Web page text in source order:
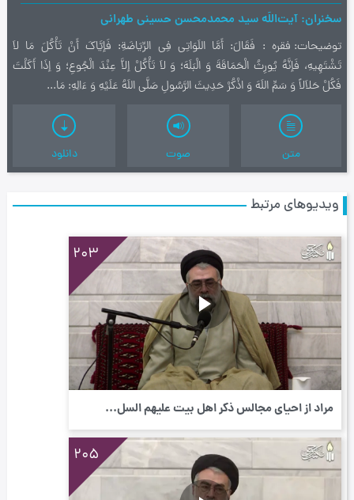
سخنران آیت‌اللَه سید محمدمحسن حسینی طهرانی
توضیحات فقره : فَقَالَ: أَمَّا اللَوَاتِي‌ فِي‌ الرِّيَاضَةِ: فَإيَّاكَ أَنْ تَأْكُلَ مَا لاَ
تَشْتَهِيهِ، فَإنَّهُ يُورِثُ الْحَمَاقَةَ وَ الْبَلَهَ؛ وَ لاَ تَأْكُلْ إلاَّ عِنْدَ الْجُوعِ؛ وَ إذَا أَكَلْتَ
فَكُلْ حَلاَلاً وَ سَمِّ اللَهَ وَ اذْكُرْ حَدِيثَ الرَّسُولِ صَلَّي‌ اللَهُ عَلَيْهِ وَ ءَالِهِ: مَا...
متن صوت دانلود
ویدیوهای مرتبط
203
مراد از احیای مجالس ذکر اهل بیت علیهم السل...
205